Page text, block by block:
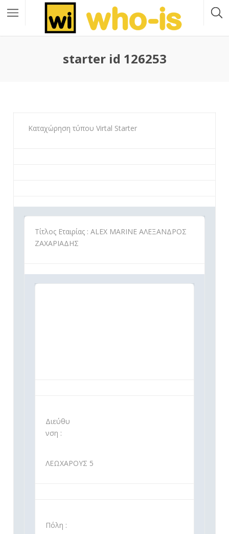
starter id 126253
Καταχώρηση τύπου Virtal Starter
Τίτλος Εταιρίας : ALEX MARINE ΑΛΕΞΑΝΔΡΟΣ
ΖΑΧΑΡΙΑΔΗΣ
Διεύθυ
νση :
ΛΕΩΧΑΡΟΥΣ 5
Πόλη :